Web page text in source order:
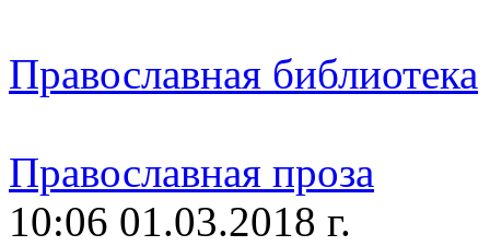
Православная библиотека
Православная проза
10:06 01.03.2018 г.